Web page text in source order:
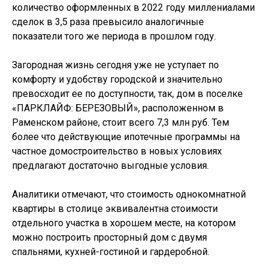
количество оформленных в 2022 году миллениалами
сделок в 3,5 раза превысило аналогичные
показатели того же периода в прошлом году.
Загородная жизнь сегодня уже не уступает по
комфорту и удобству городской и значительно
превосходит ее по доступности, так, дом в поселке
«ПАРКЛАЙФ: БЕРЕЗОВЫЙ», расположенном в
Раменском районе, стоит всего 7,3 млн руб. Тем
более что действующие ипотечные программы на
частное домостроительство в новых условиях
предлагают достаточно выгодные условия.
Аналитики отмечают, что стоимость однокомнатной
квартиры в столице эквивалентна стоимости
отдельного участка в хорошем месте, на котором
можно построить просторный дом с двумя
спальнями, кухней-гостиной и гардеробной.